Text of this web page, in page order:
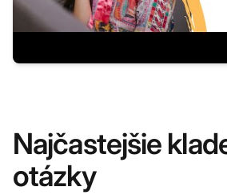
Najčastejšie
otázky